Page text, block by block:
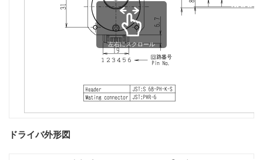
左右にスクロール
ドライバ外形図